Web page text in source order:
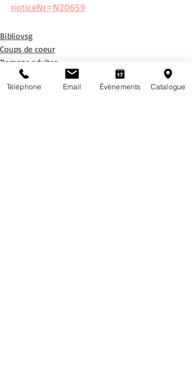
noticeNr=N20659
Bibliovsg
Coups de coeur
Romans adultes
Téléphone Email Événements Catalogue